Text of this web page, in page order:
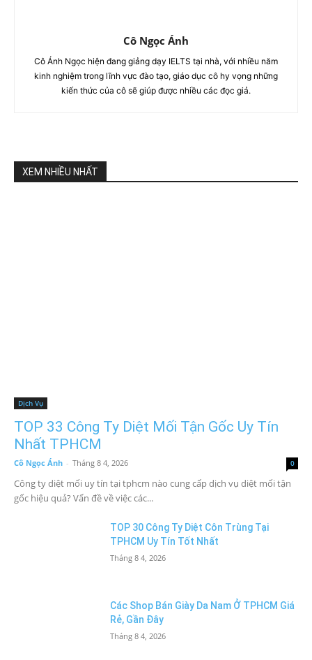
Cô Ngọc Ánh
Cô Ánh Ngọc hiện đang giảng dạy IELTS tại nhà, với nhiều năm
kinh nghiệm trong lĩnh vực đào tạo, giáo dục cô hy vọng những
kiến thức của cô sẽ giúp được nhiều các đọc giả.
XEM NHIỀU NHẤT
Dịch Vụ
TOP 33 Công Ty Diệt Mối Tận Gốc Uy Tín
Nhất TPHCM
Cô Ngọc Ánh - Tháng 8 4, 2026 0
Công ty diệt mối uy tín tại tphcm nào cung cấp dịch vụ diệt mối tận
gốc hiệu quả? Vấn đề về việc các...
TOP 30 Công Ty Diệt Côn Trùng Tại
TPHCM Uy Tín Tốt Nhất
Tháng 8 4, 2026
Các Shop Bán Giày Da Nam Ở TPHCM Giá
Rẻ, Gần Đây
Tháng 8 4, 2026